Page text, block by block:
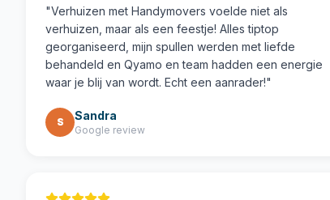
"Verhuizen met Handymovers voelde niet als
verhuizen, maar als een feestje! Alles tiptop
georganiseerd, mijn spullen werden met liefde
behandeld en Qyamo en team hadden een energie
waar je blij van wordt. Echt een aanrader!"
S Sandra
Google review